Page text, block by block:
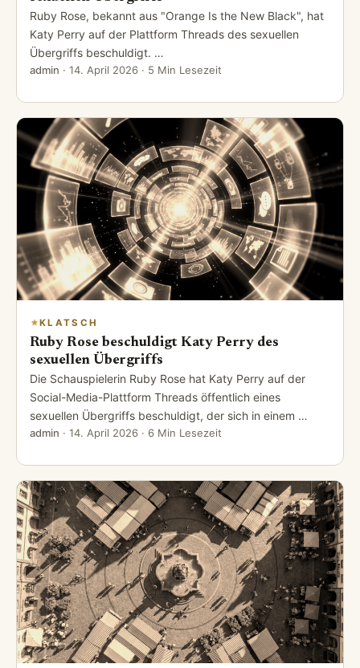
Ruby Rose, bekannt aus "Orange Is the New Black", hat
Katy Perry auf der Plattform Threads des sexuellen
Übergriffs beschuldigt. …
admin · 14. April 2026 · 5 Min Lesezeit
KLATSCH
Ruby Rose beschuldigt Katy Perry des
sexuellen Übergriffs
Die Schauspielerin Ruby Rose hat Katy Perry auf der
Social-Media-Plattform Threads öffentlich eines
sexuellen Übergriffs beschuldigt, der sich in einem …
admin · 14. April 2026 · 6 Min Lesezeit